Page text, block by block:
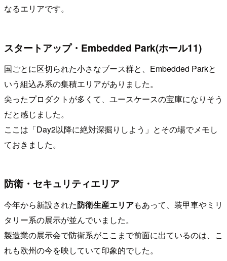
なるエリアです。
スタートアップ・Embedded Park(ホール11)
国ごとに区切られた小さなブース群と、Embedded Parkと
いう組込み系の集積エリアがありました。
尖ったプロダクトが多くて、ユースケースの宝庫になりそう
だと感じました。
ここは「Day2以降に絶対深掘りしよう」とその場でメモし
ておきました。
防衛・セキュリティエリア
今年から新設された防衛生産エリアもあって、装甲車やミリ
タリー系の展示が並んでいました。
製造業の展示会で防衛系がここまで前面に出ているのは、こ
れも欧州の今を映していて印象的でした。